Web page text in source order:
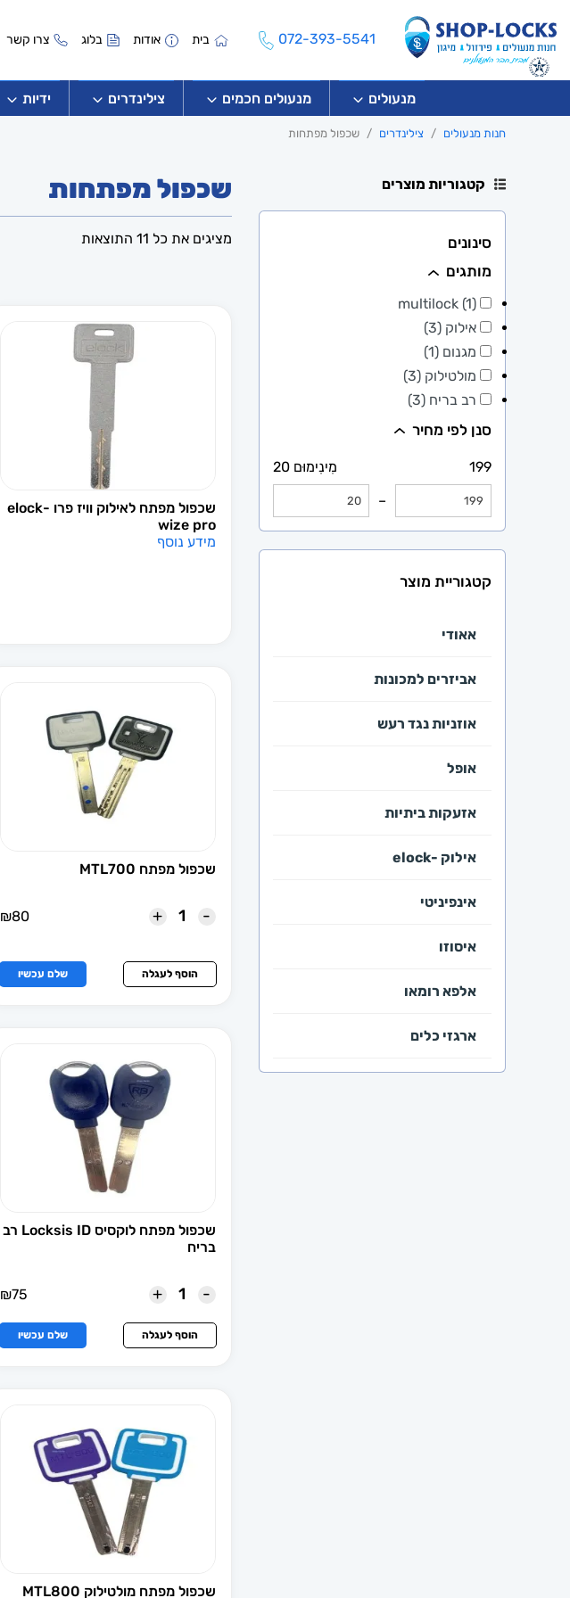
072-393-5541 בית אודות בלוג צרו קשר
מנעולים מנעולים חכמים צילינדרים ידיות
חנות מנעולים צילינדרים שכפול מפתחות
קטגוריות מוצרים
סינונים
מותגים
אילוק (3)
מגנום (1)
מולטילוק (3)
רב בריח (3)
סנן לפי מחיר
מִינִימוּם 20
199
–
קטגוריית מוצר
אאודי
אביזרים למכונות
אוזניות נגד רעש
אופל
אזעקות ביתיות
אילוק -elock
אינפיניטי
איסוזו
אלפא רומאו
ארגזי כלים
שכפול מפתחות
מציגים את כל ⁦11⁩ התוצאות
שכפול מפתח לאילוק וויז פרו -elock
wize pro
מידע נוסף
שכפול מפתח MTL700
-
+
₪80
הוסף לעגלה שלם עכשיו
שכפול מפתח לוקסיס Locksis ID רב
בריח
-
+
₪75
הוסף לעגלה שלם עכשיו
שכפול מפתח מולטילוק MTL800